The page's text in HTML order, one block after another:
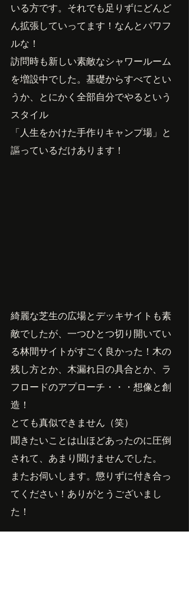
いる方です。それでも足りずにどんど
ん拡張していってます！なんとパワフ
ルな！
訪問時も新しい素敵なシャワールーム
を増設中でした。基礎からすべてとい
うか、とにかく全部自分でやるという
スタイル
「人生をかけた手作りキャンプ場」と
謳っているだけあります！
綺麗な芝生の広場とデッキサイトも素
敵でしたが、一つひとつ切り開いてい
る林間サイトがすごく良かった！木の
残し方とか、木漏れ日の具合とか、ラ
フロードのアプローチ・・・想像と創
造！
とても真似できません（笑）
聞きたいことは山ほどあったのに圧倒
されて、あまり聞けませんでした。
またお伺いします。懲りずに付き合っ
てください！ありがとうございまし
た！